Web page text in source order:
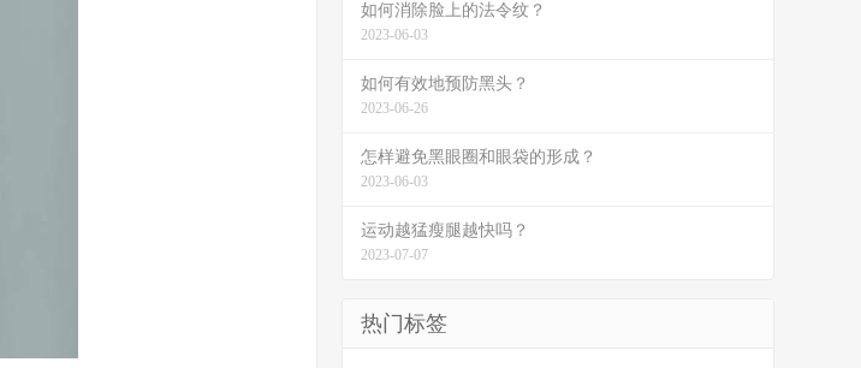
如何消除脸上的法令纹？
2023-06-03
如何有效地预防黑头？
2023-06-26
怎样避免黑眼圈和眼袋的形成？
2023-06-03
运动越猛瘦腿越快吗？
2023-07-07
热门标签